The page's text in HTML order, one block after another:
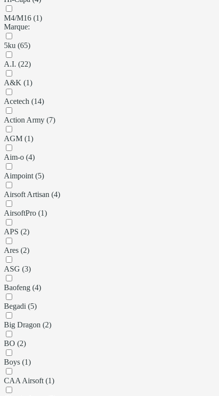
M4/M16 (1)
Marque:
5ku (65)
A.I. (22)
A&K (1)
Acetech (14)
Action Army (7)
AGM (1)
Aim-o (4)
Aimpoint (5)
Airsoft Artisan (4)
AirsoftPro (1)
APS (2)
Ares (2)
ASG (3)
Baofeng (4)
Begadi (5)
Big Dragon (2)
BO (2)
Boys (1)
CAA Airsoft (1)